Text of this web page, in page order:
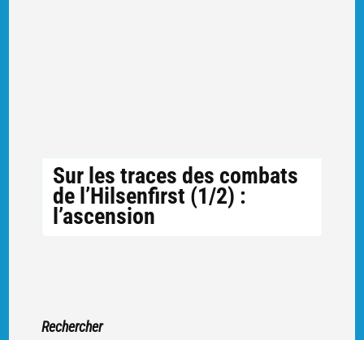
Sur les traces des combats
de l’Hilsenfirst (1/2) :
l’ascension
Rechercher